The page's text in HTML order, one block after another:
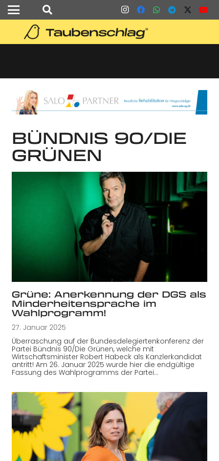
BÜNDNIS 90/DIE
GRÜNEN
Grüne: Anerkennung der DGS als
Minderheitensprache im
Wahlprogramm!
27. Januar 2025
Überraschung auf der Bundesdelegiertenkonferenz der
Partei Bündnis 90/Die Grünen, welche mit
Wirtschaftsminister Robert Habeck als Kanzlerkandidat
antritt! Am 26. Januar 2025 wurde hier die endgültige
Fassung des Wahlprogramms der Partei…